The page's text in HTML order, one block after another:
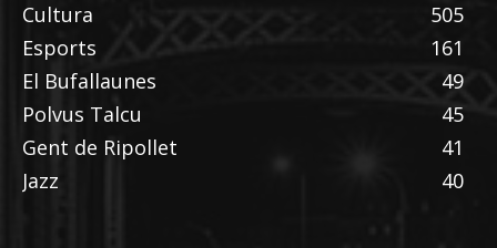
Cultura
505
Esports
161
El Bufallaunes
49
Polvus Talcu
45
Gent de Ripollet
41
Jazz
40